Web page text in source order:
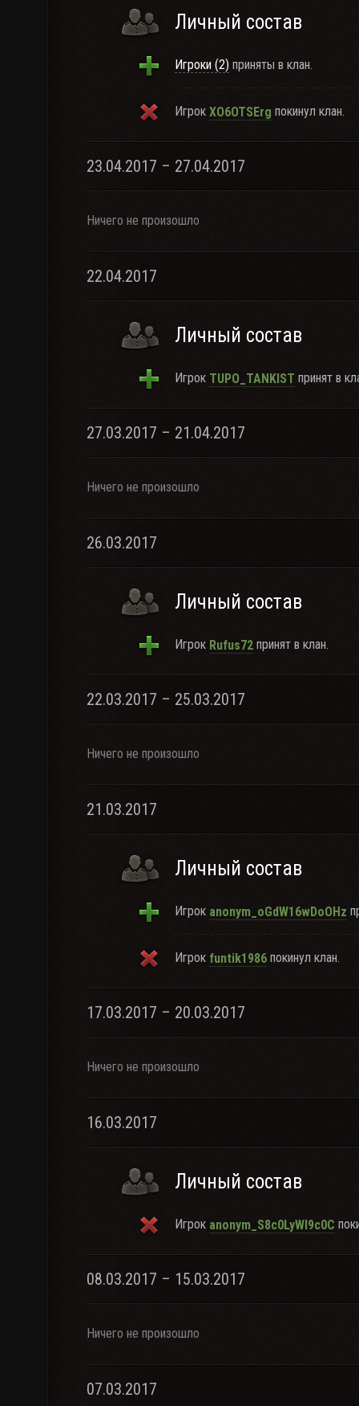
Личный состав
Игроки (2) приняты в клан.
Игрок XO6OTSErg покинул клан.
23.04.2017 – 27.04.2017
Ничего не произошло
22.04.2017
Личный состав
Игрок TUPO_TANKIST принят в
27.03.2017 – 21.04.2017
Ничего не произошло
26.03.2017
Личный состав
Игрок Rufus72 принят в клан.
22.03.2017 – 25.03.2017
Ничего не произошло
21.03.2017
Личный состав
Игрок anonym_oGdW16wDoOHz
Игрок funtik1986 покинул клан.
17.03.2017 – 20.03.2017
Ничего не произошло
16.03.2017
Личный состав
Игрок anonym_S8c0LyWl9c0C
08.03.2017 – 15.03.2017
Ничего не произошло
07.03.2017